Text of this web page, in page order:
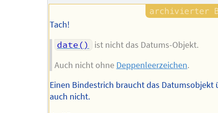
Tach!
date()
ist nicht das Datums-Objekt.
Auch nicht ohne Deppenleerzeichen.
Einen Bindestrich braucht das Datumsobjekt
auch nicht.